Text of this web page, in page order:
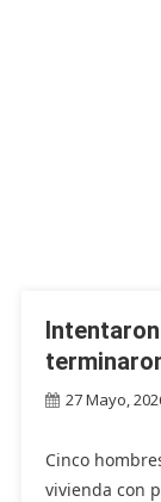
27 Mayo,
Cinco
vivienda con